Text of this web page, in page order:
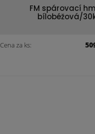
FM spárovací
bílobéžová/
Cena za ks: